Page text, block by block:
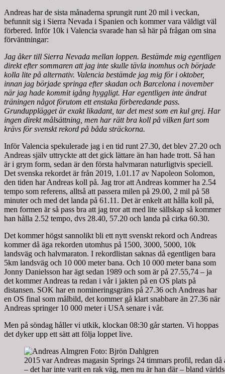
Andreas har de sista månaderna sprungit runt 20 mil i veckan,
befunnit sig i Sierra Nevada i Spanien och kommer vara väldigt väl
förbered. Inför 10k i Valencia svarade han så här på frågan om sina
förväntningar:
Jag åker till Sierra Nevada mellan loppen. Bestämde mig egentligen
direkt efter sommaren att jag inte skulle tävla inomhus och började
kolla lite på alternativ. Valencia bestämde jag mig för i oktober,
innan jag började springa efter skadan och Barcelona i november
när jag hade kommit igång hyggligt. Har egentligen inte ändrat
träningen något förutom ett enstaka förberedande pass.
Grundupplägget är exakt likadant, tar det mest som en kul grej. Har
ingen direkt målsättning, men har rätt bra koll på vilken fart som
krävs för svenskt rekord på båda sträckorna.
Inför Valencia spekulerade jag i en tid runt 27.30, det blev 27.20 och
Andreas själv uttryckte att det gick lättare än han hade trott. Så han
är i grym form, sedan är den första halvmaran naturligtvis speciell.
Det svenska rekordet är från 2019, 1.01.17 av Napoleon Solomon,
den tiden har Andreas koll på. Jag tror att Andreas kommer ha 2.54
tempo som referens, alltså att passera milen på 29.00, 2 mil på 58
minuter och med det landa på 61.11. Det är enkelt att hålla koll på,
men formen är så pass bra att jag tror att med lite sällskap så kommer
han hålla 2.52 tempo, dvs 28.40, 57.20 och landa på cirka 60.30.
Det kommer högst sannolikt bli ett nytt svenskt rekord och Andreas
kommer då äga rekorden utomhus på 1500, 3000, 5000, 10k
landsväg och halvmaraton. I rekordlistan saknas då egentligen bara
5km landsväg och 10 000 meter bana. Och 10 000 meter bana som
Jonny Danielsson har ägt sedan 1989 och som är på 27.55,74 – ja
det kommer Andreas ta redan i vår i jakten på en OS plats på
distansen. SOK har en nomineringsgräns på 27.36 och Andreas har
en OS final som målbild, det kommer gå klart snabbare än 27.36 när
Andreas springer 10 000 meter i USA senare i vår.
Men på söndag håller vi utkik, klockan 08:30 går starten. Vi hoppas
det dyker upp ett sätt att följa loppet live.
2015 var Andreas magasin Springs 24 timmars profil, redan
– det har inte varit en rak väg, men nu är han där – bland